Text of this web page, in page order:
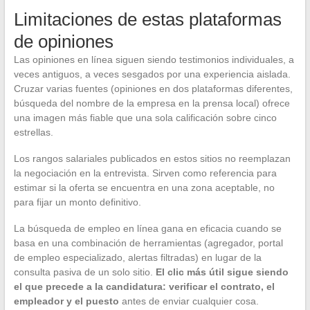
Limitaciones de estas plataformas
de opiniones
Las opiniones en línea siguen siendo testimonios individuales, a
veces antiguos, a veces sesgados por una experiencia aislada.
Cruzar varias fuentes (opiniones en dos plataformas diferentes,
búsqueda del nombre de la empresa en la prensa local) ofrece
una imagen más fiable que una sola calificación sobre cinco
estrellas.
Los rangos salariales publicados en estos sitios no reemplazan
la negociación en la entrevista. Sirven como referencia para
estimar si la oferta se encuentra en una zona aceptable, no
para fijar un monto definitivo.
La búsqueda de empleo en línea gana en eficacia cuando se
basa en una combinación de herramientas (agregador, portal
de empleo especializado, alertas filtradas) en lugar de la
consulta pasiva de un solo sitio. El clic más útil sigue siendo
el que precede a la candidatura: verificar el contrato, el
empleador y el puesto antes de enviar cualquier cosa.